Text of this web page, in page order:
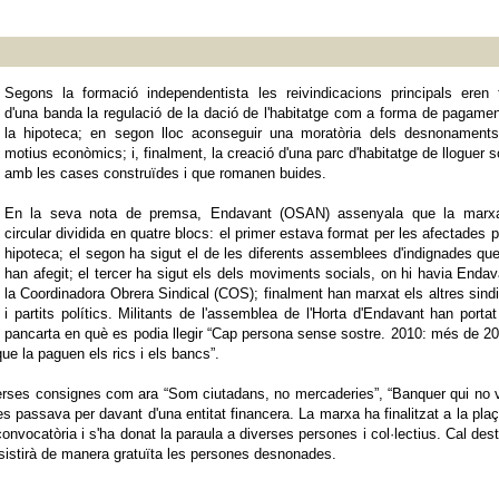
Segons la formació independentista les reivindicacions principals eren
d'una banda la regulació de la dació de l'habitatge com a forma de
la hipoteca; en segon lloc aconseguir una moratòria dels
motius econòmics; i, finalment, la creació d'una parc d'habitatge de lloguer
amb les cases construïdes i que romanen buides.
En la seva nota de premsa, Endavant (OSAN) assenyala que la
circular dividida en quatre blocs: el primer estava format per les afectades
hipoteca; el segon ha sigut el de les diferents assemblees d'indignades
han afegit; el tercer ha sigut els dels moviments socials, on hi havia
la Coordinadora Obrera Sindical (COS); finalment han marxat els altres
i partits polítics. Militants de l'assemblea de l'Horta d'Endavant han
pancarta en què es podia llegir “Cap persona sense sostre. 2010: més de
la paguen els rics i els bancs”.
consignes com ara “Som ciutadans, no mercaderies”, “Banquer qui no
passava per davant d'una entitat financera. La marxa ha finalitzat a la
i s'ha donat la paraula a diverses persones i col·lectius. Cal
de manera gratuïta les persones desnonades.